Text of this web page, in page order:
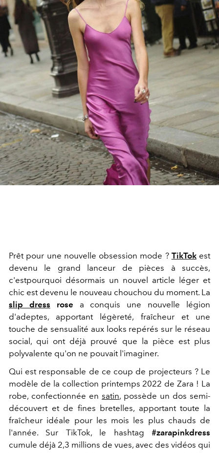
Prêt pour une nouvelle obsession mode ? TikTokest
devenu le grand lanceur de pièces à succès,
c'estpourquoi désormais un nouvel article léger et
chic est devenu le nouveau chouchou du moment. La
slip dress rose a conquis une nouvelle légion
d'adeptes, apportant légèreté, fraîcheur et une
touche de sensualité aux looks repérés sur le réseau
social, qui ont déjà prouvé que la pièce est plus
polyvalente qu'on ne pouvait l'imaginer.
Qui est responsable de ce coup de projecteurs ? Le
modèle de la collection printemps 2022 de Zara ! La
robe, confectionnée en satin, possède un dos semi-
découvert et de fines bretelles, apportant toute la
fraîcheur idéale pour les mois les plus chauds de
l'année. Sur TikTok, le hashtag #zarapinkdress
cumule déjà 2,3 millions de vues, avec des vidéos qui